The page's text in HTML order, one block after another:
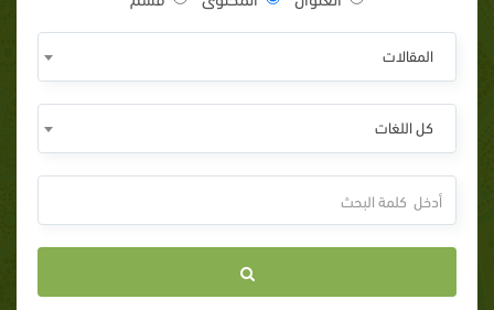
المقالات
كل اللغات